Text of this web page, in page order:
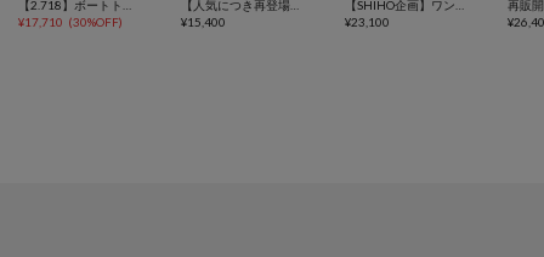
¥17,710 (30%OFF)
¥15,400
¥23,100 ¥